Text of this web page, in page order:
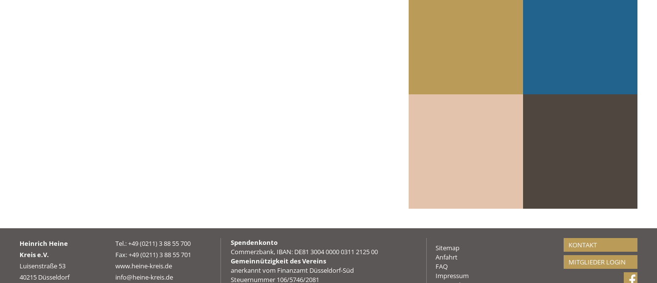
Heinrich Heine
Kreis e.V.
Luisenstraße 53
40215 Düsseldorf
Tel.: +49 (0211) 3 88 55 700
Fax: +49 (0211) 3 88 55 701
www.heine-kreis.de
info@heine-kreis.de
Spendenkonto
Commerzbank, IBAN: DE81 3004 0000 0311 2125 00
Gemeinnützigkeit des Vereins
anerkannt vom Finanzamt Düsseldorf-Süd
Steuernummer 106/5746/2081
Sitemap
Anfahrt
FAQ
Impressum
KONTAKT
MITGLIEDER LOGIN